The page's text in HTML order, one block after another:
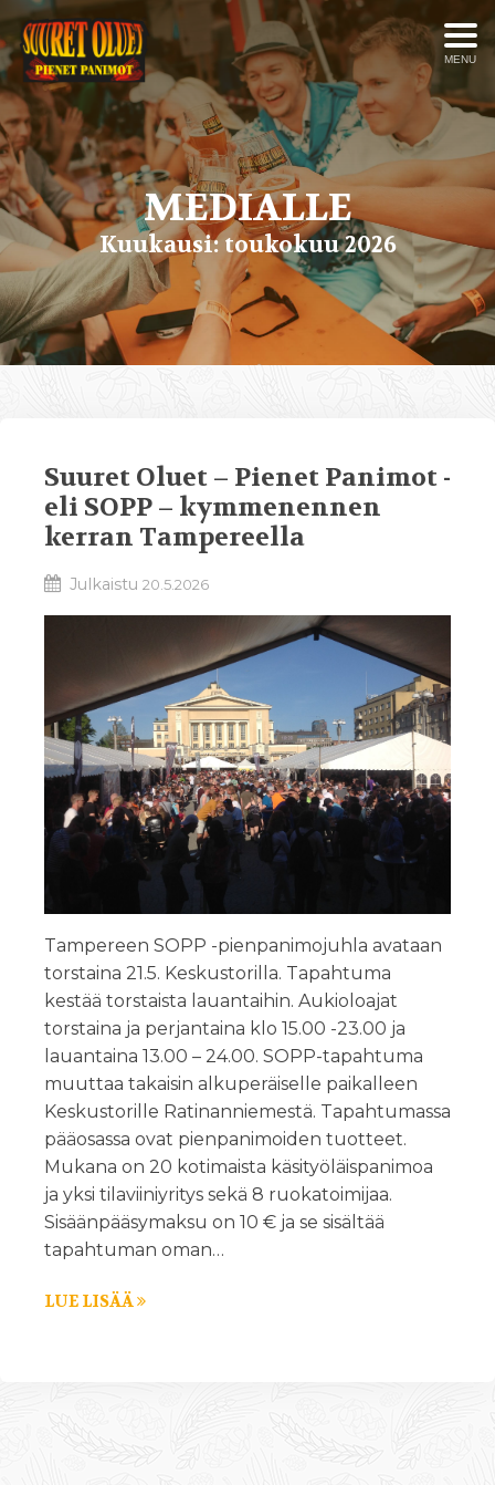
MENU
MEDIALLE
Kuukausi:toukokuu 2026
Suuret Oluet – Pienet Panimot -
eli SOPP – kymmenennen
kerran Tampereella
Julkaistu 20.5.2026
Tampereen SOPP -pienpanimojuhla avataan
torstaina 21.5. Keskustorilla. Tapahtuma
kestää torstaista lauantaihin. Aukioloajat
torstaina ja perjantaina klo 15.00 -23.00 ja
lauantaina 13.00 – 24.00. SOPP-tapahtuma
muuttaa takaisin alkuperäiselle paikalleen
Keskustorille Ratinanniemestä. Tapahtumassa
pääosassa ovat pienpanimoiden tuotteet.
Mukana on 20 kotimaista käsityöläispanimoa
ja yksi tilaviiniyritys sekä 8 ruokatoimijaa.
Sisäänpääsymaksu on 10 € ja se sisältää
tapahtuman oman…
LUE LISÄÄ